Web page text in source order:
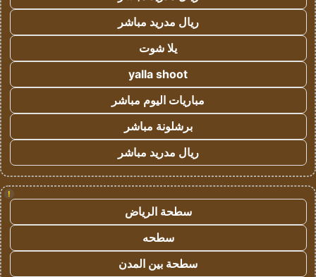
ريال مدريد مباشر
يلا شوت
yalla shoot
مباريات اليوم مباشر
برشلونة مباشر
ريال مدريد مباشر
!
سطحة الرياض
سطحه
سطحة بين المدن